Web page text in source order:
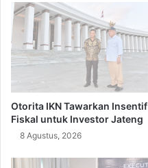
Otorita IKN Tawarkan Insentif
Fiskal untuk Investor Jateng
8 Agustus, 2026